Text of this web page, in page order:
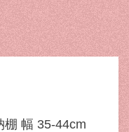
棚 幅 35-44cm